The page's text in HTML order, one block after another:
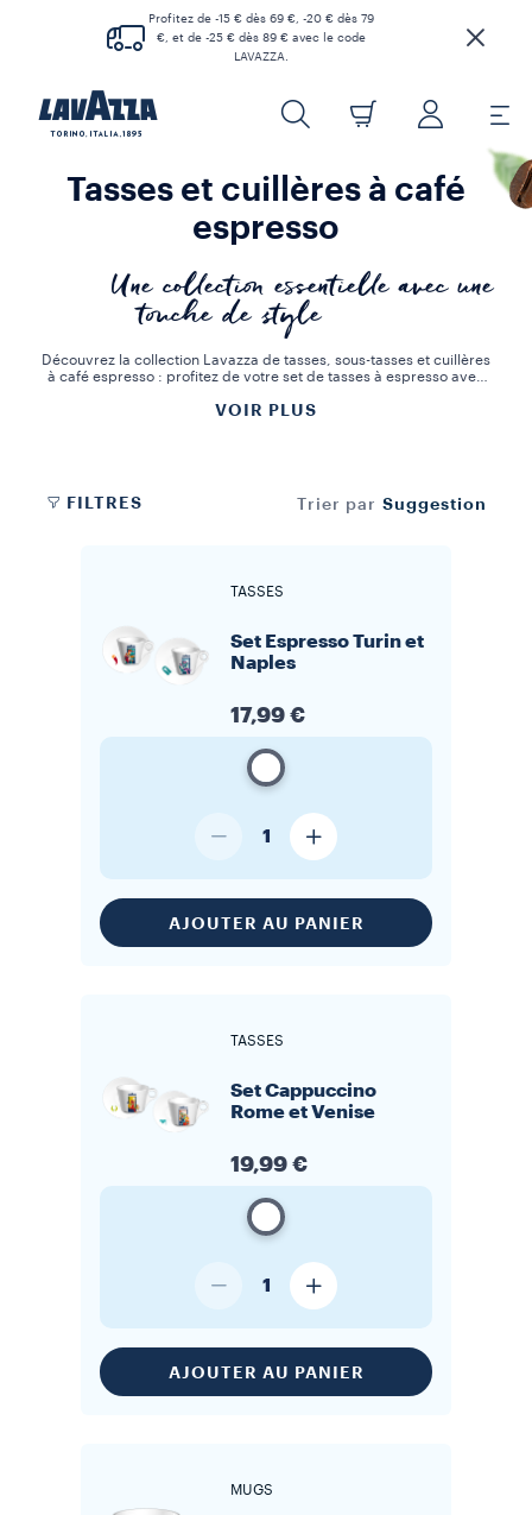
Profitez de -15 € dès 69 €, -20 € dès 79
€, et de -25 € dès 89 € avec le code
LAVAZZA.
Tasses et cuillères à café
espresso
Une collection essentielle avec une
touche de style
Découvrez la collection Lavazza de tasses, sous-tasses et cuillères
à café espresso : profitez de votre set de tasses à espresso avec
Choisissez les accessoires parfaits pour donner du style à votre
VOIR PLUS
FILTRES Trier par Suggestion
TASSES
Set Espresso Turin et
Naples
17,99 €
1
AJOUTER AU PANIER
TASSES
Set Cappuccino
Rome et Venise
19,99 €
1
AJOUTER AU PANIER
MUGS